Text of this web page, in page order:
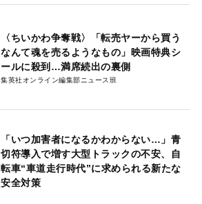
〈ちいかわ争奪戦〉「転売ヤーから買う
なんて魂を売るようなもの」映画特典シ
ールに殺到…満席続出の裏側
集英社オンライン編集部ニュース班
「いつ加害者になるかわからない…」青
切符導入で増す大型トラックの不安、自
転車“車道走行時代”に求められる新たな
安全対策